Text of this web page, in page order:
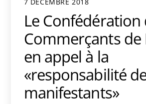
Le Confédération
Commerçants de
en appel à la
«responsabilité
manifestants»